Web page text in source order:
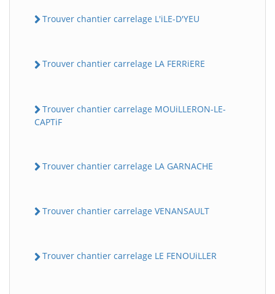
Trouver chantier carrelage L'iLE-D'YEU
Trouver chantier carrelage LA FERRiERE
Trouver chantier carrelage MOUiLLERON-LE-
CAPTiF
Trouver chantier carrelage LA GARNACHE
Trouver chantier carrelage VENANSAULT
Trouver chantier carrelage LE FENOUiLLER